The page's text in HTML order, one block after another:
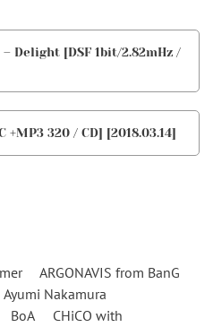
– Delight [DSF 1bit/2.82mHz /
+MP3 320 / CD] [2018.03.14]
ARGONAVIS from BanG
Ayumi Nakamura
BoA
CHiCO with